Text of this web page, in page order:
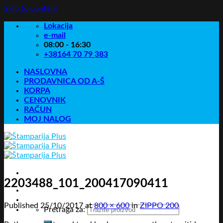
Skip to content
Lokacija
e-mail
08:00 - 16:30
+38164 70 79 383
NASLOVNA
PRODAVNICA OD A-Š
KORPA
CENOVNIK
RAČUN
MOJ NALOG
Pretraga za:
2203488_101_200417090411
Published 25/10/2017 at800 × 600inZIPPO 200